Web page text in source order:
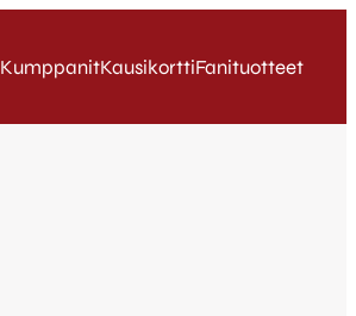
KumppanitKausikorttiFanituotteet